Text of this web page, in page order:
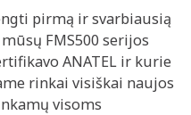
pirmą ir svarbiausią
FMS500 serijos
ANATEL ir kurie
rinkai visiškai naujos
visoms